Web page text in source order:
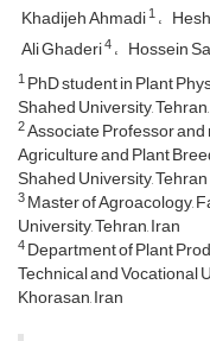
Khadijeh Ahmadi1
Ali Ghaderi4 Hossein
1PhD student in Plant
Shahed University,
2Associate Professor
Agriculture and Plant
Shahed University,
3Master of Agroacology,
University, Tehran, Iran
4Department of Plant
Technical and Vocational
Khorasan, Iran